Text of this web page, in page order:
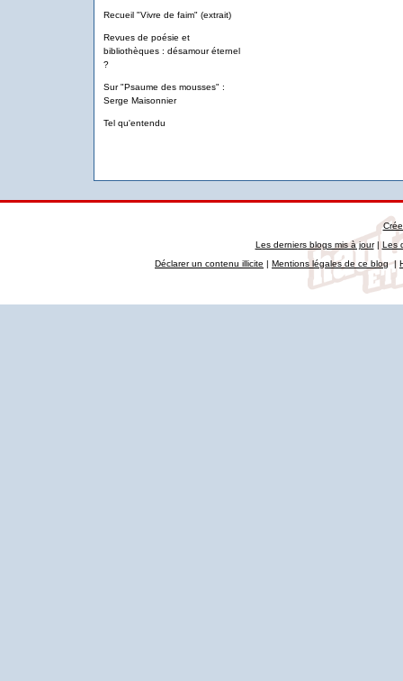
Recueil "Vivre de faim" (extrait)
Revues de poésie et
bibliothèques : désamour éternel
?
Sur "Psaume des mousses" :
Serge Maisonnier
Tel qu'entendu
Les derniers blogs mis à jour|Les
Déclarer un contenu illicite | Mentions légales de ce blog|